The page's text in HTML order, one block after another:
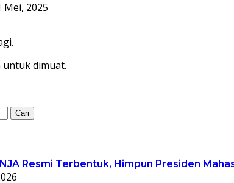
Mei, 2025
untuk dimuat.
Resmi Terbentuk, Himpun Presiden